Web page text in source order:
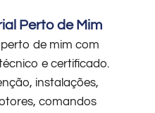
Perto de Mim
de mim com
e certificado.
instalações,
comandos